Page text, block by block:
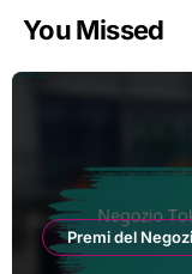
You Missed
Premi del